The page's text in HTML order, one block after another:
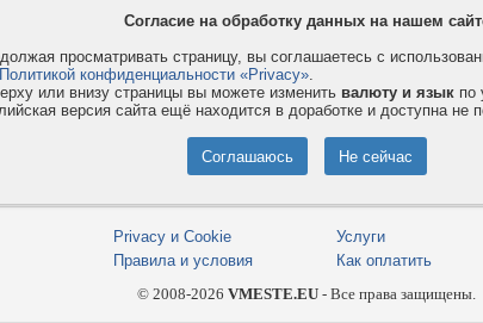
Privacy и Cookie
Правила и условия
Услуги
Как оплатить
© 2008-2026 VMESTE.EU - Все права защищены.
Согласие на обработку данных на нашем
просматривать страницу, вы соглашаетесь с
конфиденциальности «Privacy».
или внизу страницы вы можете изменить валюту и язык по
версия сайта ещё находится в доработке и доступна не